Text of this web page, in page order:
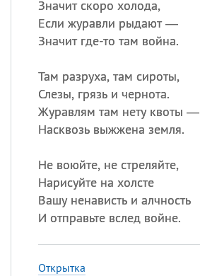
Значит скоро холода,
Если журавли рыдают —
Значит где-то там война.
Там разруха, там сироты,
Слезы, грязь и чернота.
Журавлям там нету квоты —
Насквозь выжжена земля.
Не воюйте, не стреляйте,
Нарисуйте на холсте
Вашу ненависть и алчность
И отправьте вслед войне.
Открытка